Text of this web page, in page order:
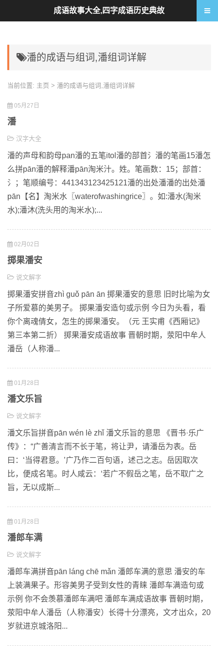
潘的成语与组词,潘组词详解
当前位置: 主页 > 潘的成语与组词,潘组词详解
05月27日
潘
汉字大全
潘的声母和韵母pan潘的五笔itol潘的部首氵潘的笔画15潘怎
么拼pān潘的解释潘pān淘米汁。姓。笔画数：15；部首：
氵；笔顺编号：441343123425121潘的出处潘潘的出处潘
pān【名】淘米水〖waterofwashingrice〗。如:潘水(淘米
水);潘沐(洗头用的淘米水);...
02月02日
掷果潘安
说文解字
掷果潘安拼音zhì guǒ pān ān 掷果潘安的意思 旧时比喻为女
子所爱慕的美男子。 掷果潘安造句或示例 今日为头看，看
你个离魂倩女，怎生的掷果潘安。（元 王实甫《西厢记》
第三本第二折） 掷果潘安成语故事 晋朝时期，荥阳中牟人
潘岳（人称潘...
01月28日
潘文乐旨
说文解字
潘文乐旨拼音pān wén lè zhǐ 潘文乐旨的意思 《晋书·乐广
传》：“广善清言而不长于笔，将让尹，请潘岳为表。岳
曰：‘当得君意。’广乃作二百句语，述己之志。岳因取次
比，便成名笔。时人咸云：‘若广不假岳之笔，岳不取广之
旨，无以成斯...
01月28日
潘郎车满
说文解字
潘郎车满拼音pān láng chē mǎn 潘郎车满的意思 潘安的车
上装满果子。形容美男子受到女性的青睐 潘郎车满造句或
示例 你不会羡慕潘郎车满吧 潘郎车满成语故事 晋朝时期，
荥阳中牟人潘岳（人称潘安）长得十分漂亮，文才出众，20
岁就进京城洛阳...
成语故事大全,四字成语历史典故